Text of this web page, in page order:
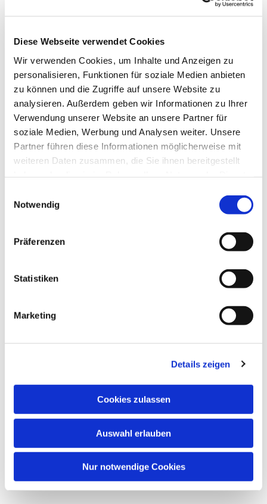
Diese Webseite verwendet Cookies
Wir verwenden Cookies, um Inhalte und Anzeigen zu
personalisieren, Funktionen für soziale Medien anbieten
zu können und die Zugriffe auf unsere Website zu
analysieren. Außerdem geben wir Informationen zu Ihrer
Verwendung unserer Website an unsere Partner für
soziale Medien, Werbung und Analysen weiter. Unsere
Partner führen diese Informationen möglicherweise mit
weiteren Daten zusammen, die Sie ihnen bereitgestellt
Notwendig
Präferenzen
Statistiken
Marketing
Details zeigen
Cookies zulassen
Auswahl erlauben
Nur notwendige Cookies
Arbeitsaufnahme in Deutschland und entspricht
Bedeutung und Kompetenzen des B1-Niveaus:
Alltag & Reisen:
Selbstständige Bewältigung
des Alltags, einfache Gespräche auf Reisen
und situationsgerechtes Handeln.
Kommunikation:Zusammenhängendes
Sprechen über vertraute Themen,
persönliche Interessen, Erlebnisse und Ziele.
Radio- oder Fernsehsendungen verstehen,
wenn deutlich gesprochen wird .
komplexerer Strukturen (z. B. Konjunktiv II,
Offizielle Anerkennung:
Das B1-Zertifikat ist
bestimmte Aufenthaltstitel in Deutschland